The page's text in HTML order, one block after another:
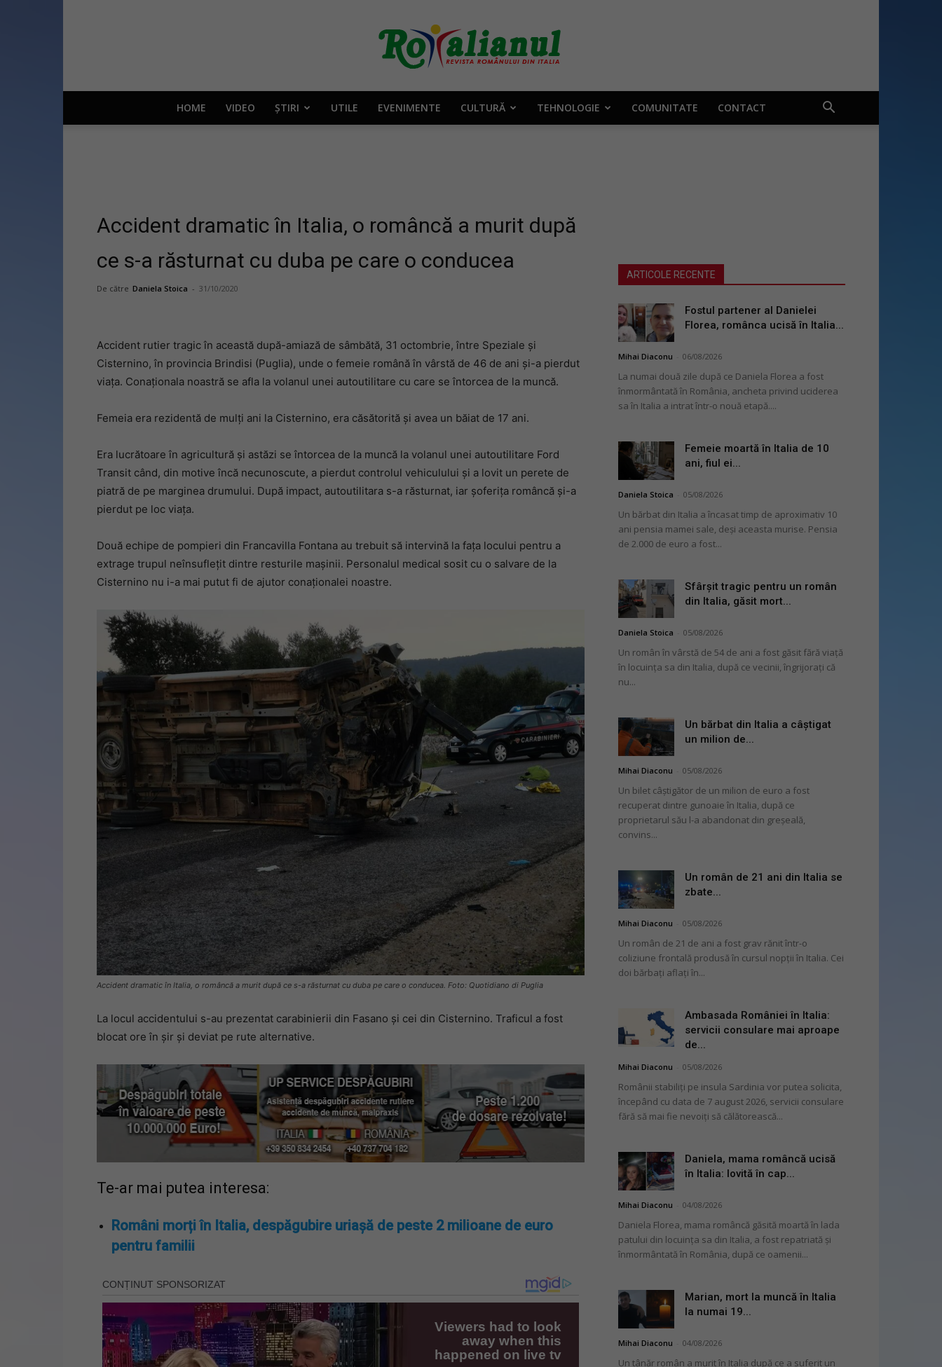
Rotalianul
din
HOME VIDEO ȘTIRI UTILE EVENIMENTE CULTURĂ TEHNOLOGIE COMUNITATE CONTACT
Accident dramatic în Italia, o româncă a murit după
ce s-a răsturnat cu duba pe care o conducea
De către Daniela Stoica - 31/10/2020
Accident rutier tragic în această după-amiază de sâmbătă, 31 octombrie, între Speziale și
Cisternino, în provincia Brindisi (Puglia), unde o femeie română în vârstă de 46 de ani și-a pierdut
viața. Conaționala noastră se afla la volanul unei autoutilitare cu care se întorcea de la muncă.
Femeia era rezidentă de mulți ani la Cisternino, era căsătorită și avea un băiat de 17 ani.
Era lucrătoare în agricultură și astăzi se întorcea de la muncă la volanul unei autoutilitare Ford
Transit când, din motive încă necunoscute, a pierdut controlul vehiculului și a lovit un perete de
piatră de pe marginea drumului. După impact, autoutilitara s-a răsturnat, iar șoferița româncă și-a
pierdut pe loc viața.
Două echipe de pompieri din Francavilla Fontana au trebuit să intervină la fața locului pentru a
extrage trupul neînsuflețit dintre resturile mașinii. Personalul medical sosit cu o salvare de la
Cisternino nu i-a mai putut fi de ajutor conaționalei noastre.
Accident dramatic în Italia, o româncă a murit după ce s-a răsturnat cu duba pe care o conducea. Foto: Quotidiano di Puglia
La locul accidentului s-au prezentat carabinierii din Fasano și cei din Cisternino. Traficul a fost
blocat ore în șir și deviat pe rute alternative.
Te-ar mai putea interesa:
Români morți în Italia, despăgubire uriașă de peste 2 milioane de euro
pentru familii
ARTICOLE RECENTE
Fostul partener al Danielei
Florea, românca ucisă în Italia...
Mihai Diaconu 06/08/2026
La numai două zile după ce Daniela Florea a fost
înmormântată în România, ancheta privind uciderea
sa în Italia a intrat într-o nouă etapă....
Femeie moartă în Italia de 10
ani, fiul ei...
Daniela Stoica 05/08/2026
Un bărbat din Italia a încasat timp de aproximativ 10
ani pensia mamei sale, deși aceasta murise. Pensia
de 2.000 de euro a fost...
Sfârșit tragic pentru un român
din Italia, găsit mort...
Daniela Stoica 05/08/2026
Un român în vârstă de 54 de ani a fost găsit fără viață
în locuința sa din Italia, după ce vecinii, îngrijorați că
nu...
Un bărbat din Italia a câștigat
un milion de...
Mihai Diaconu 05/08/2026
Un bilet câștigător de un milion de euro a fost
recuperat dintre gunoaie în Italia, după ce
proprietarul său l-a abandonat din greșeală,
convins...
Un român de 21 ani din Italia se
zbate...
Mihai Diaconu 05/08/2026
Un român de 21 de ani a fost grav rănit într-o
coliziune frontală produsă în cursul nopții în Italia. Cei
doi bărbați aflați în...
Ambasada României în Italia:
servicii consulare mai aproape
de...
Mihai Diaconu 05/08/2026
Românii stabiliți pe insula Sardinia vor putea solicita,
începând cu data de 7 august 2026, servicii consulare
fără să mai fie nevoiți să călătorească...
Daniela, mama româncă ucisă
în Italia: lovită în cap...
Mihai Diaconu 04/08/2026
Daniela Florea, mama româncă găsită moartă în lada
patului din locuința sa din Italia, a fost repatriată și
înmormântată în România, după ce oamenii...
Marian, mort la muncă în Italia
la numai 19...
Mihai Diaconu 04/08/2026
Un tânăr român a murit în Italia după ce a suferit un